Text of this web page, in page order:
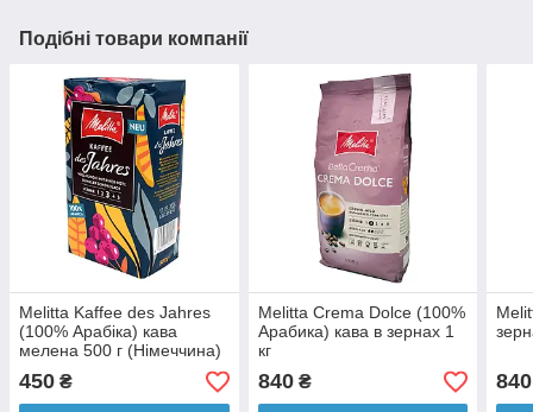
Подібні товари компанії
Melitta Kaffee des Jahres
(100% Арабіка) кава
мелена 500 г (Німеччина)
450 ₴
Melitta Crema Dolce (100%
Арабика) кава в зернах 1
кг
840₴ 840